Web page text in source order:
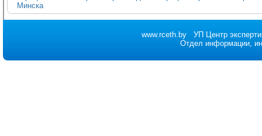
Минска
www.rceth.by УП Центр
Отдел информации,